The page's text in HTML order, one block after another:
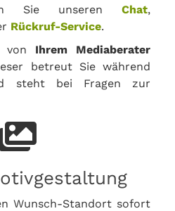
Sie unseren Chat,
Rückruf-Service.
von Ihrem Mediaberater
betreut Sie während
steht bei Fragen zur
Wunsch-Standort sofort